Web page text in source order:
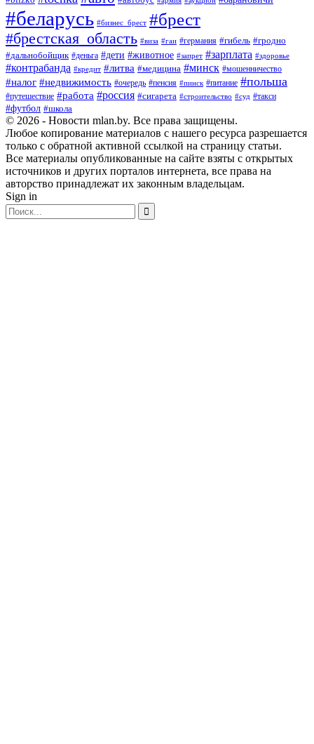
#беларусь #бизнес_брест #брест
#брестская_область #виза #гаи #германия #гибель #гродно
#дальнобойщик #деньга #дети #животное #запрет #зарплата #здоровье
#контрабанда #кредит #литва #медицина #минск #мошенничество
#налог #недвижимость #очередь #пенсия #пинск #питание #польша
#путешествие #работа #россия #сигарета #строительство #суд #такси
#футбол #школа
© 2026 - Новости mlan.by. Все права защищены.
Любое копирование материалов с нашего ресурса разрешается
только с обратной активной ссылкой на страницу статьи.
Все материалы опубликованные на сайте взяты с открытых
источников и других порталов интернета, все права на
авторство принадлежат их законным владельцам.
Sign in